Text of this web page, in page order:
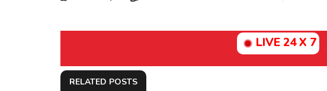
LIVE 24 X 7
RELATED POSTS